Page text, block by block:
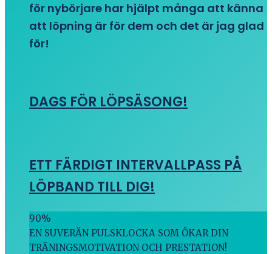
för nybörjare har hjälpt många att känna
att löpning är för dem och det är jag glad
för!
DAGS FÖR LÖPSÄSONG!
ETT FÄRDIGT INTERVALLPASS PÅ
LÖPBAND TILL DIG!
90%
EN SUVERÄN PULSKLOCKA SOM ÖKAR DIN
TRÄNINGSMOTIVATION OCH PRESTATION!